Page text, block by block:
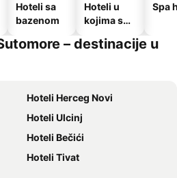
Hoteli sa
bazenom
Hoteli u
kojima su
kućni
Spa
– destinacije u
Hoteli Herceg Novi
Hoteli Ulcinj
Hoteli Bečići
Hoteli Tivat